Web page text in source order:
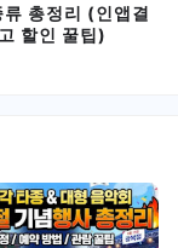
총정리 (인앱결
할인 꿀팁)